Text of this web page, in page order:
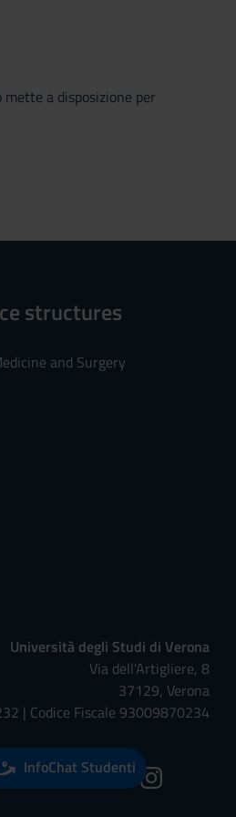
a disposizione per
structures
and Surgery
Università degli Studi di Verona
Via dell'Artigliere, 8
37129, Verona
| Codice Fiscale 93009870234
on:
InfoChat Studenti